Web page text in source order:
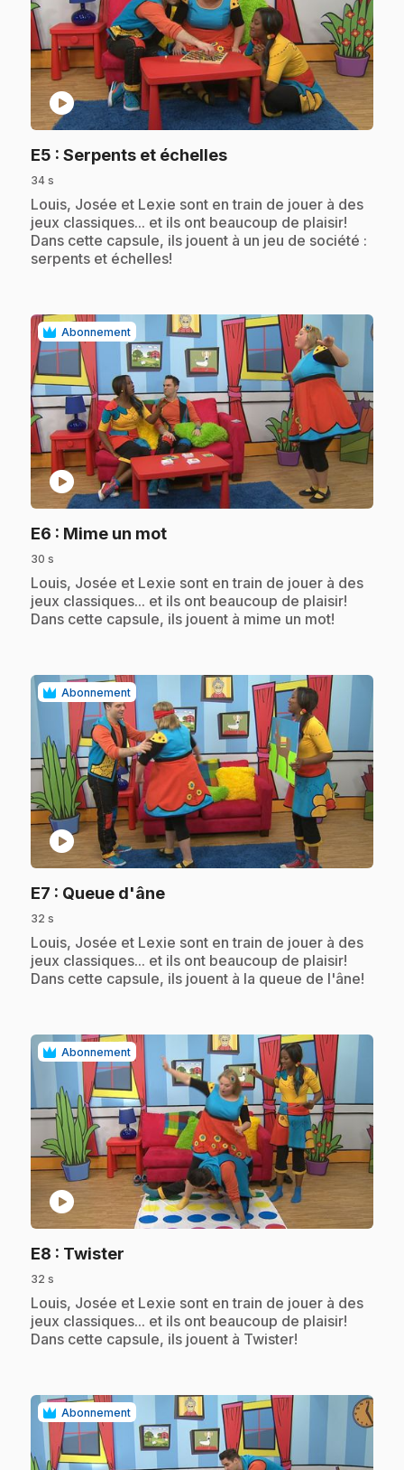
play_circle
E5 : Serpents et échelles.
34 s
.Louis, Josée et Lexie sont en train de jouer à des
jeux classiques... et ils ont beaucoup de plaisir!
Dans cette capsule, ils jouent à un jeu de société :
serpents et échelles!
Abonnement
play_circle
E6 : Mime un mot.
30 s
.Louis, Josée et Lexie sont en train de jouer à des
jeux classiques... et ils ont beaucoup de plaisir!
Dans cette capsule, ils jouent à mime un mot!
Abonnement
play_circle
E7 : Queue d'âne.
32 s
.Louis, Josée et Lexie sont en train de jouer à des
jeux classiques... et ils ont beaucoup de plaisir!
Dans cette capsule, ils jouent à la queue de l'âne!
Abonnement
play_circle
E8 : Twister
32 s
.Louis, Josée et Lexie sont en train de jouer à des
jeux classiques... et ils ont beaucoup de plaisir!
Dans cette capsule, ils jouent à Twister!
Abonnement